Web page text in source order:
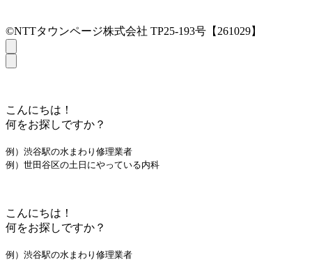
©NTTタウンページ株式会社 TP25-193号【261029】
こんにちは！
何をお探しですか？
例）渋谷駅の水まわり修理業者
例）世田谷区の土日にやっている内科
こんにちは！
何をお探しですか？
例）渋谷駅の水まわり修理業者